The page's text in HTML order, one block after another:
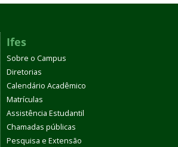
Ifes
Sobre o Campus
Diretorias
Calendário Acadêmico
Matrículas
Assistência Estudantil
Chamadas públicas
Pesquisa e Extensão